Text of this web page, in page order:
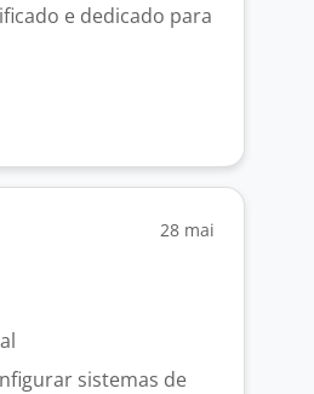
e dedicado para
28 mai
sistemas de